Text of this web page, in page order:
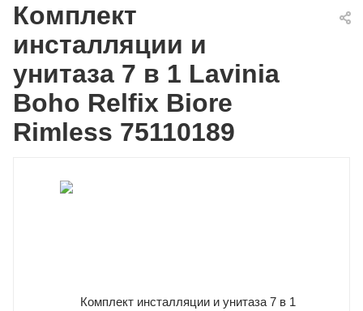
Комплект
инсталляции и
унитаза 7 в 1 Lavinia
Boho Relfix Biore
Rimless 75110189